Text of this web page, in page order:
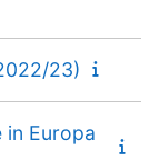
23)
in Europa